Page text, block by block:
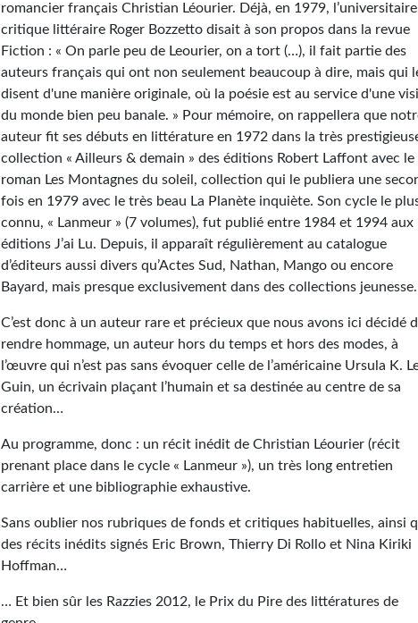
romancier français Christian Léourier. Déjà, en 1979,
critique littéraire Roger Bozzetto disait à son propos dans la revue
Fiction : « On parle peu de Leourier, on a tort (…), il fait partie des
auteurs français qui ont non seulement beaucoup à dire, mais qui
disent d'une manière originale, où la poésie est au service d'une
du monde bien peu banale. » Pour mémoire, on rappellera que
auteur fit ses débuts en littérature en 1972 dans la très
collection « Ailleurs & demain » des éditions Robert Laffont avec le
roman Les Montagnes du soleil, collection qui le publiera une
fois en 1979 avec le très beau La Planète inquiète. Son cycle le
connu, « Lanmeur » (7 volumes), fut publié entre 1984 et 1994 aux
éditions J’ai Lu. Depuis, il apparaît régulièrement au catalogue
d’éditeurs aussi divers qu’Actes Sud, Nathan, Mango ou encore
Bayard, mais presque exclusivement dans des collections jeunesse.
C’est donc à un auteur rare et précieux que nous avons ici décidé
rendre hommage, un auteur hors du temps et hors des modes, à
l’œuvre qui n’est pas sans évoquer celle de l’américaine Ursula K.
Guin, un écrivain plaçant l’humain et sa destinée au centre de sa
création…
Au programme, donc : un récit inédit de Christian Léourier (récit
prenant place dans le cycle « Lanmeur »), un très long entretien
carrière et une bibliographie exhaustive.
Sans oublier nos rubriques de fonds et critiques habituelles, ainsi
des récits inédits signés Eric Brown, Thierry Di Rollo et Nina Kiriki
Hoffman…
… Et bien sûr les Razzies 2012, le Prix du Pire des littératures de